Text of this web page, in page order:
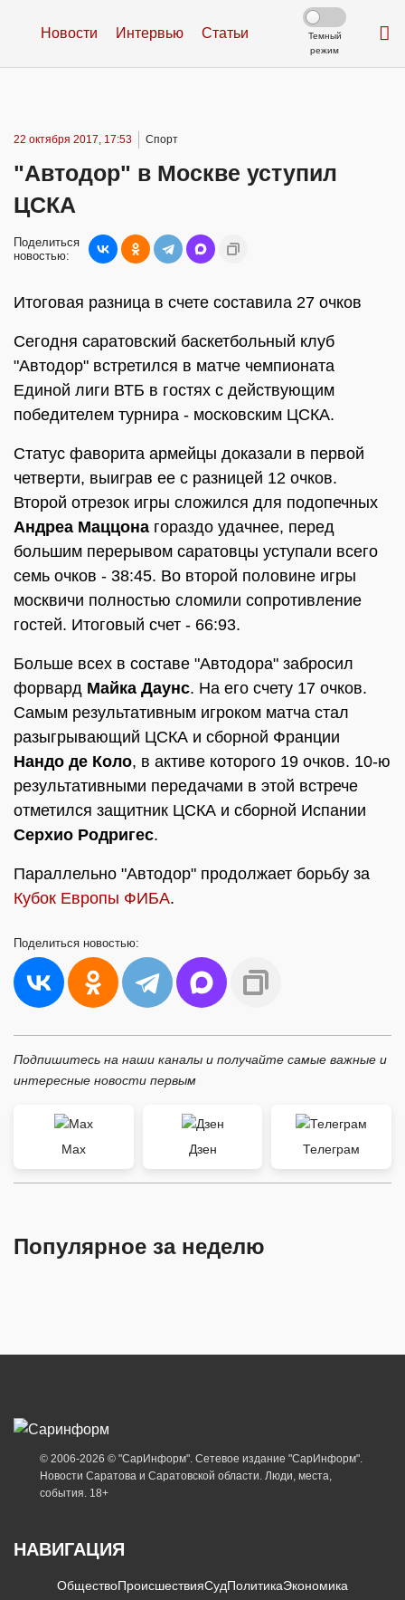
Новости Интервью Статьи
Темный
режим
22 октября 2017, 17:53 Спорт
"Автодор" в Москве уступил
ЦСКА
Поделиться
новостью:
Итоговая разница в счете составила 27 очков
Сегодня саратовский баскетбольный клуб
"Автодор" встретился в матче чемпионата
Единой лиги ВТБ в гостях с действующим
победителем турнира - московским ЦСКА.
Статус фаворита армейцы доказали в первой
четверти, выиграв ее с разницей 12 очков.
Второй отрезок игры сложился для подопечных
Андреа Маццона гораздо удачнее, перед
большим перерывом саратовцы уступали всего
семь очков - 38:45. Во второй половине игры
москвичи полностью сломили сопротивление
гостей. Итоговый счет - 66:93.
Больше всех в составе "Автодора" забросил
форвард Майка Даунс. На его счету 17 очков.
Самым результативным игроком матча стал
разыгрывающий ЦСКА и сборной Франции
Нандо де Коло, в активе которого 19 очков. 10-ю
результативными передачами в этой встрече
отметился защитник ЦСКА и сборной Испании
Серхио Родригес.
Параллельно "Автодор" продолжает борьбу за
Кубок Европы ФИБА.
Поделиться новостью:
Подпишитесь на наши каналы и получайте самые важные и
интересные новости первым
Max Дзен Телеграм
Популярное за неделю
© 2006-2026 © "СарИнформ". Сетевое издание "СарИнформ".
Новости Саратова и Саратовской области. Люди, места,
события. 18+
НАВИГАЦИЯ
ОбществоПроисшествияСудПолитикаЭкономика